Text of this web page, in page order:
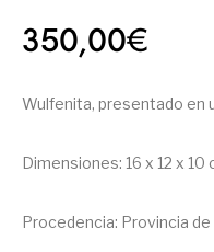
350,00€
Wulfenita, presentado en
Dimensiones: 16 x 12 x 10
Procedencia: Provincia de